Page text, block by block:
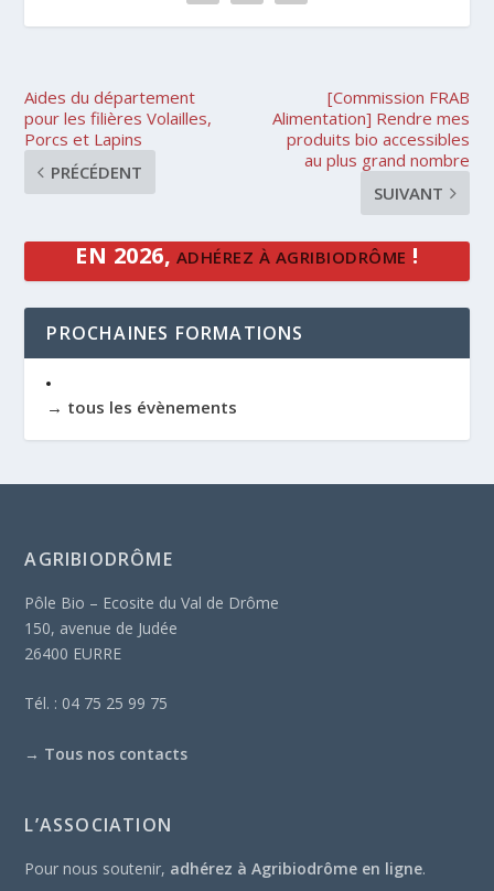
Aides du département
pour les filières Volailles,
Porcs et Lapins
PRÉCÉDENT
[Commission FRAB
Alimentation] Rendre mes
produits bio accessibles
au plus grand nombre
SUIVANT
EN 2026, ADHÉREZ À AGRIBIODRÔME !
PROCHAINES FORMATIONS
→ tous les évènements
AGRIBIODRÔME
Pôle Bio – Ecosite du Val de Drôme
150, avenue de Judée
26400 EURRE
Tél. : 04 75 25 99 75
→ Tous nos contacts
L’ASSOCIATION
Pour nous soutenir, adhérez à Agribiodrôme en ligne.